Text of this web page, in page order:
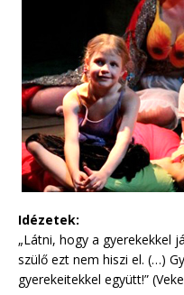
Idézetek:
„Látni, hogy a gyerekekkel
szülő ezt nem hiszi el. (…)
gyerekeitekkel együtt!”